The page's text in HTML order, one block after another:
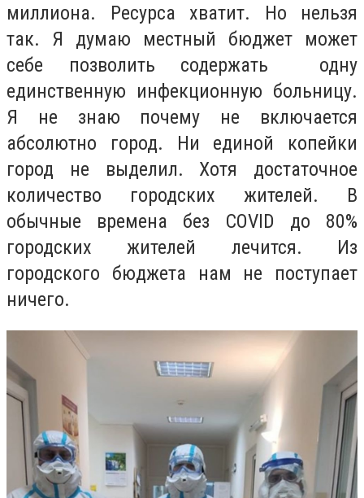
миллиона. Ресурса хватит. Но нельзя
так. Я думаю местный бюджет может
себе позволить содержать одну
единственную инфекционную больницу.
Я не знаю почему не включается
абсолютно город. Ни единой копейки
город не выделил. Хотя достаточное
количество городских жителей. В
обычные времена без COVID до 80%
городских жителей лечится. Из
городского бюджета нам не поступает
ничего.